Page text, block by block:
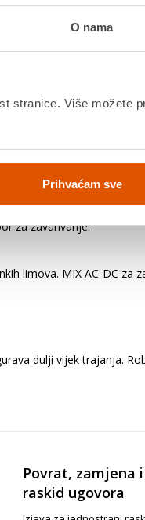
O nama
stranice. Više možete
Prihvaćam sve
za zavarivanje.
limova. MIX AC-DC za
dulji vijek trajanja.
Povrat, zamjena i
raskid ugovora